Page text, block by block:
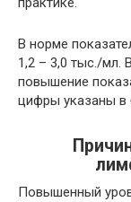
В норме
1,2 – 3,0 тыс./мл.
повышение
цифры указаны в
Повышенный